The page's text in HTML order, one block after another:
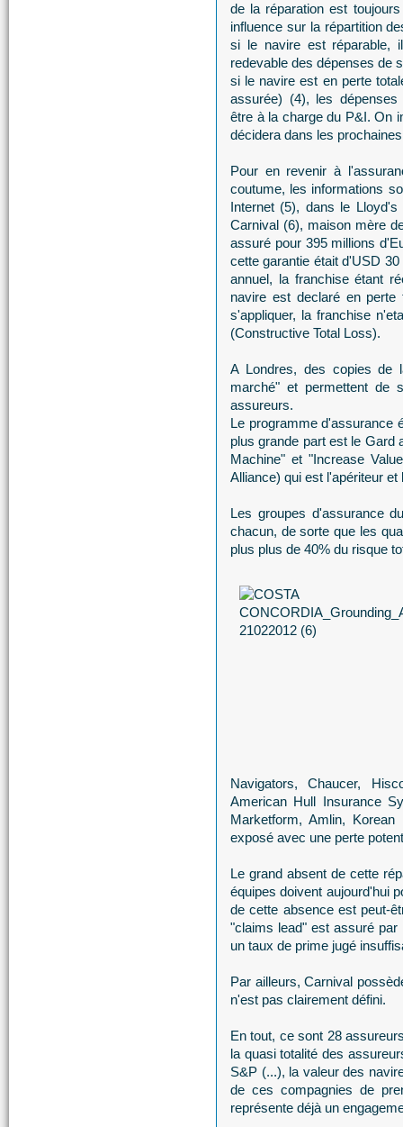
de la réparation est
influence sur la répartition
si le navire est réparable,
redevable des dépenses de
si le navire est en perte
assurée) (4), les dépenses
être à la charge du P&I. On
décidera dans les
Pour en revenir à
coutume, les informations
Internet (5), dans le
Carnival (6), maison mère
assuré pour 395 millions
cette garantie était d'USD
annuel, la franchise étant
navire est declaré en
s'appliquer, la franchise
(Constructive Total Loss).
A Londres, des copies de
marché" et permettent de
assureurs.
Le programme d'assurance
plus grande part est le Gard
Machine" et "Increase
Alliance) qui est l'apériteur
Les groupes d'assurance
chacun, de sorte que les
plus plus de 40% du risque
Navigators, Chaucer,
American Hull Insurance
Marketform, Amlin,
exposé avec une perte
Le grand absent de cette
équipes doivent aujourd'hui
de cette absence est peut-
"claims lead" est assuré
un taux de prime jugé
Par ailleurs, Carnival
n'est pas clairement défini.
En tout, ce sont 28
la quasi totalité des
S&P (...), la valeur des
de ces compagnies de
représente déjà un